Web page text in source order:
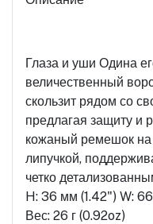
Глаза и уши Одина
величественный
скользит рядом со
предлагая защиту и
кожаный ремешок на
липучкой,
четко
H: 36 мм (1.42") W:
Вес: 26 г (0.92oz)